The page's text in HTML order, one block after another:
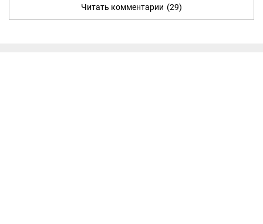
Читать комментарии (29)